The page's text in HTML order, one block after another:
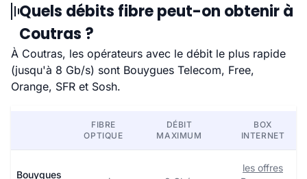
Quels débits fibre peut-on obtenir à
Coutras ?
À Coutras, les opérateurs avec le débit le plus rapide
(jusqu'à 8 Gb/s) sont Bouygues Telecom, Free,
Orange, SFR et Sosh.
FIBRE
OPTIQUE
DÉBIT
MAXIMUM
BOX
INTERNET
Bouygues
les offres